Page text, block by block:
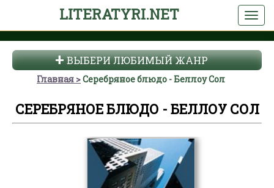
LITERATYRI.NET
ВЫБЕРИ ЛЮБИМЫЙ ЖАНР
Главная Серебряное блюдо - Беллоу Сол
СЕРЕБРЯНОЕ БЛЮДО - БЕЛЛОУ СОЛ